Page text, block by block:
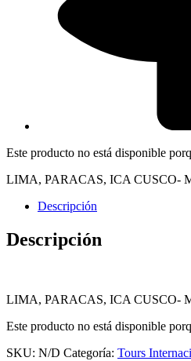
Este producto no está disponible
LIMA, PARACAS, ICA CUSCO-
Descripción
Descripción
LIMA, PARACAS, ICA CUSCO-
Este producto no está disponible
SKU: N/D Categoría: Tours